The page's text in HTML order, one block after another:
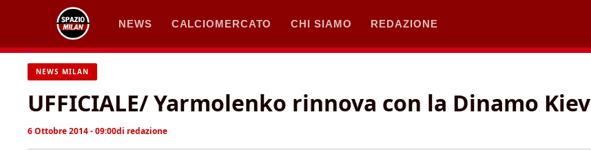
contenuto
NEWS CALCIOMERCATO CHI SIAMO REDAZIONE
NEWS MILAN
UFFICIALE/ Yarmolenko rinnova con la Dinamo Kiev
6 Ottobre 2014 - 09:00di redazione